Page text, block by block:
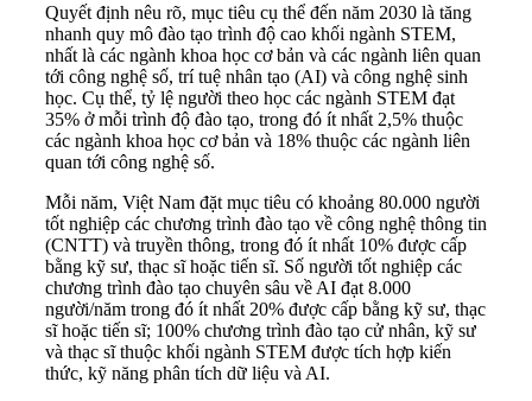
Quyết định nêu rõ, mục tiêu cụ thể đến năm 2030 là tăng
nhanh quy mô đào tạo trình độ cao khối ngành STEM,
nhất là các ngành khoa học cơ bản và các ngành liên quan
tới công nghệ số, trí tuệ nhân tạo (AI) và công nghệ sinh
học. Cụ thể, tỷ lệ người theo học các ngành STEM đạt
35% ở mỗi trình độ đào tạo, trong đó ít nhất 2,5% thuộc
các ngành khoa học cơ bản và 18% thuộc các ngành liên
quan tới công nghệ số.
Mỗi năm, Việt Nam đặt mục tiêu có khoảng 80.000 người
tốt nghiệp các chương trình đào tạo về công nghệ thông tin
(CNTT) và truyền thông, trong đó ít nhất 10% được cấp
bằng kỹ sư, thạc sĩ hoặc tiến sĩ. Số người tốt nghiệp các
chương trình đào tạo chuyên sâu về AI đạt 8.000
người/năm trong đó ít nhất 20% được cấp bằng kỹ sư, thạc
sĩ hoặc tiến sĩ; 100% chương trình đào tạo cử nhân, kỹ sư
và thạc sĩ thuộc khối ngành STEM được tích hợp kiến
thức, kỹ năng phân tích dữ liệu và AI.